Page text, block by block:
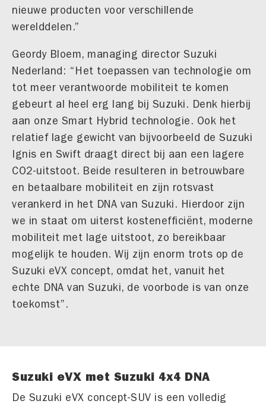
nieuwe producten voor verschillende
werelddelen.”
Geordy Bloem, managing director Suzuki
Nederland: “Het toepassen van technologie om
tot meer verantwoorde mobiliteit te komen
gebeurt al heel erg lang bij Suzuki. Denk hierbij
aan onze Smart Hybrid technologie. Ook het
relatief lage gewicht van bijvoorbeeld de Suzuki
Ignis en Swift draagt direct bij aan een lagere
CO2-uitstoot. Beide resulteren in betrouwbare
en betaalbare mobiliteit en zijn rotsvast
verankerd in het DNA van Suzuki. Hierdoor zijn
we in staat om uiterst kostenefficiënt, moderne
mobiliteit met lage uitstoot, zo bereikbaar
mogelijk te houden. Wij zijn enorm trots op de
Suzuki eVX concept, omdat het, vanuit het
echte DNA van Suzuki, de voorbode is van onze
toekomst”.
Suzuki eVX met Suzuki 4x4 DNA
De Suzuki eVX concept-SUV is een volledig